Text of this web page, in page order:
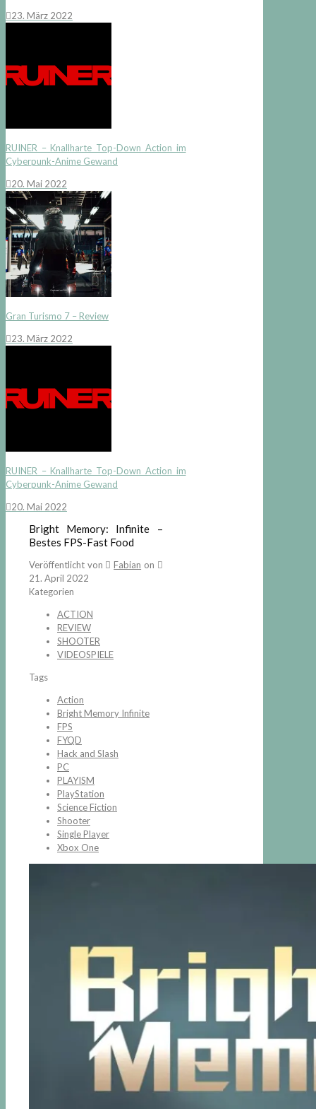
23. März 2022
RUINER – Knallharte Top-Down Action im
Cyberpunk-Anime Gewand
20. Mai 2022
Gran Turismo 7 – Review
23. März 2022
RUINER – Knallharte Top-Down Action im
Cyberpunk-Anime Gewand
20. Mai 2022
Bright Memory: Infinite –
Bestes FPS-Fast Food
Veröffentlicht von Fabian on
21. April 2022
Kategorien
ACTION
REVIEW
SHOOTER
VIDEOSPIELE
Tags
Action
Bright Memory Infinite
FPS
FYQD
Hack and Slash
PC
PLAYISM
PlayStation
Science Fiction
Shooter
Single Player
Xbox One